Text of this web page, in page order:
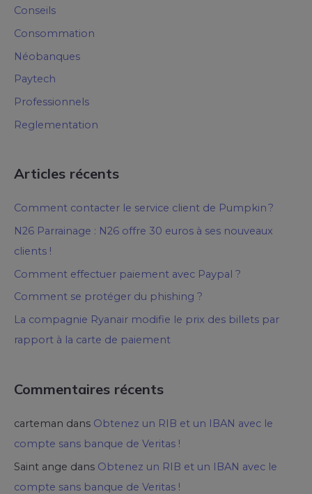
Conseils
Consommation
Néobanques
Paytech
Professionnels
Reglementation
Articles récents
Comment contacter le service client de Pumpkin ?
N26 Parrainage : N26 offre 30 euros à ses nouveaux
clients !
Comment effectuer paiement avec Paypal ?
Comment se protéger du phishing ?
La compagnie Ryanair modifie le prix des billets par
rapport à la carte de paiement
Commentaires récents
carteman dans Obtenez un RIB et un IBAN avec le
compte sans banque de Veritas !
Saint ange dans Obtenez un RIB et un IBAN avec le
compte sans banque de Veritas !